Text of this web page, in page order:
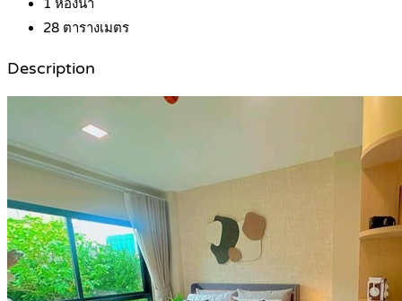
1 ห้องน้ำ
28 ตารางเมตร
Description